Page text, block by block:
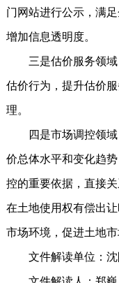
门网站进行公示，满
增加信息透明度。
三是估价服务领域
估价行为，提升估价
理。
四是市场调控领域
价总体水平和变化趋
控的重要依据，直接
在土地使用权有偿出
市场环境，促进土地市
文件解读单位：沈